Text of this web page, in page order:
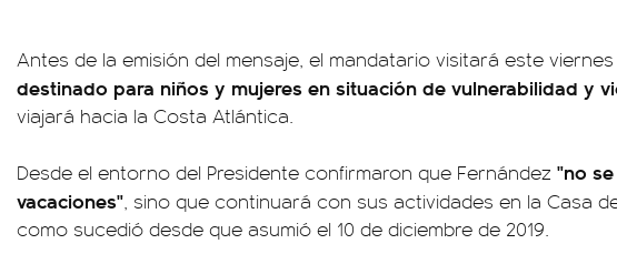
Antes de la emisión del mensaje, el mandatario visitará este
destinado para niños y mujeres en situación de vulnerabilidad y
viajará hacia la Costa Atlántica.
Desde el entorno del Presidente confirmaron que Fernández "no
vacaciones", sino que continuará con sus actividades en la Casa
como sucedió desde que asumió el 10 de diciembre de 2019.